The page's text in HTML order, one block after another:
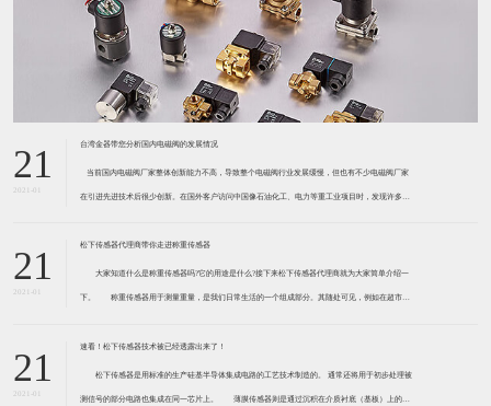
21
2021-01
台湾金器带您分析国内电磁阀的发展情况
​ 当前国内电磁阀厂家整体创新能力不高，导致整个电磁阀行业发展缓慢，但也有不少电磁阀厂家
在引进先进技术后很少创新。在国外客户访问中国像石油化工、电力等重工业项目时，发现许多项
21
2021-01
松下传感器代理商带你走进称重传感器
大家知道什么是称重传感器吗?它的用途是什么?接下来松下传感器代理商就为大家简单介绍一
下。 称重传感器用于测量重量，是我们日常生活的一个组成部分。其随处可见，例如在超市柜
带有应变片的弹性体组成。弹性体通常由钢
21
2021-01
速看！松下传感器技术被已经透露出来了！
松下传感器是用标准的生产硅基半导体集成电路的工艺技术制造的。 通常还将用于初步处理被
测信号的部分电路也集成在同一芯片上。 薄膜传感器则是通过沉积在介质衬底（基板）上的，